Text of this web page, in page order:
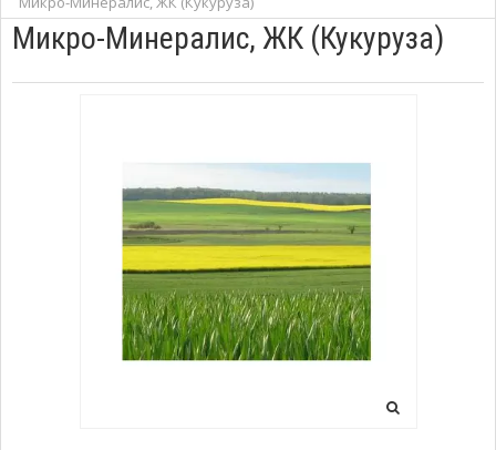
Микро-Минералис, ЖК (Кукуруза)